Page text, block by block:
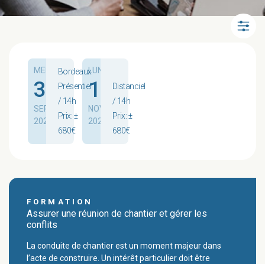
MER.
30
SEPT.
2026
Bordeaux
Présentiel
/ 14h
Prix: ±
680€
LUN.
16
NOV.
2026
Distanciel
/ 14h
Prix: ±
680€
FORMATION
Assurer une réunion de chantier et gérer les
conflits
La conduite de chantier est un moment majeur dans
l’acte de construire. Un intérêt particulier doit être